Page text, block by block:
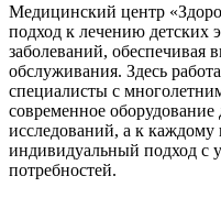
Медицинский центр
подход к лечению детских
заболеваний, обеспечивая
обслуживания. Здесь
специалисты с
современное
исследований, а к каждому
индивидуальный подход с
потребностей.